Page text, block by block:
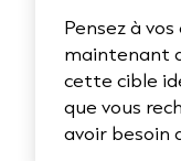
Pensez à
maintenant
cette cible
que vous
avoir besoin